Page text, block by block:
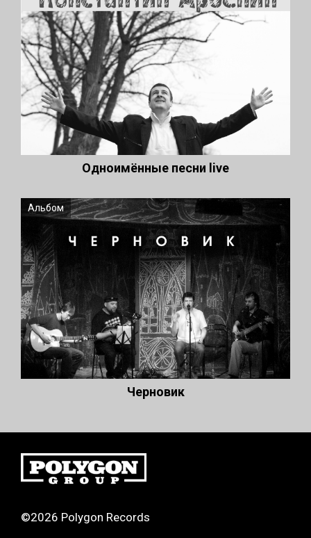
Одноимённые песни live
Альбом
Черновик
©2026 Polygon Records